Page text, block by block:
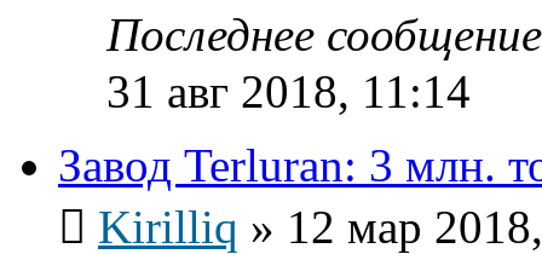
Последнее
31 авг 2018, 11:14
Завод Terluran: 3 млн.
Kirilliq » 12 мар